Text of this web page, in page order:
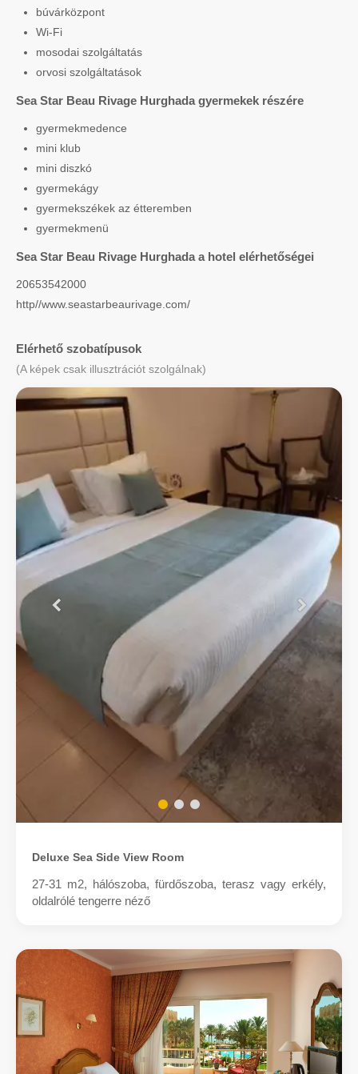
búvárközpont
Wi-Fi
mosodai szolgáltatás
orvosi szolgáltatások
Sea Star Beau Rivage Hurghada gyermekek részére
gyermekmedence
mini klub
mini diszkó
gyermekágy
gyermekszékek az étteremben
gyermekmenü
Sea Star Beau Rivage Hurghada a hotel elérhetőségei
20653542000
http//www.seastarbeaurivage.com/
Elérhető szobatípusok
(A képek csak illusztrációt szolgálnak)
Deluxe Sea Side View Room
27-31 m2, hálószoba, fürdőszoba, terasz vagy erkély,
oldalrólé tengerre néző